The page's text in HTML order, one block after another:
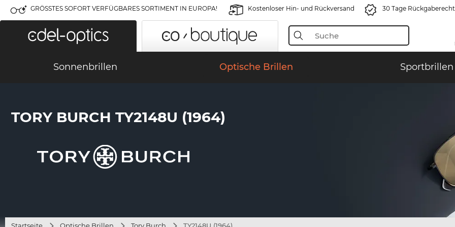
GRÖSSTES SOFORT VERFÜGBARES SORTIMENT IN EUROPA! Kostenloser Hin- und Rückversand 30 Tage Rückgaberecht
Sonnenbrillen Optische Brillen Sportbrillen
TORY BURCH TY2148U (1964)